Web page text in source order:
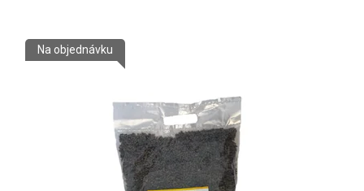
Na objednávku